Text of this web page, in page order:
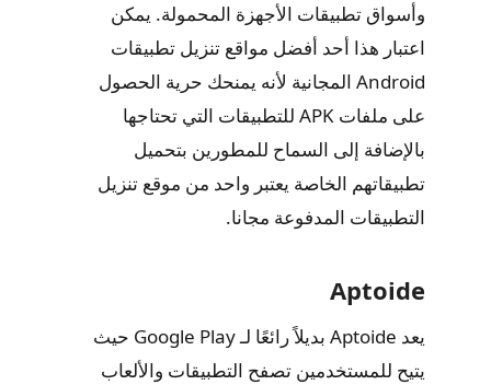
وأسواق تطبيقات الأجهزة المحمولة. يمكن
اعتبار هذا أحد أفضل مواقع تنزيل تطبيقات
Android المجانية لأنه يمنحك حرية الحصول
على ملفات APK للتطبيقات التي تحتاجها
بالإضافة إلى السماح للمطورين بتحميل
تطبيقاتهم الخاصة يعتبر واحد من موقع تنزيل
التطبيقات المدفوعة مجانا.
Aptoide
يعد Aptoide بديلاً رائعًا لـ Google Play حيث
يتيح للمستخدمين تصفح التطبيقات والألعاب